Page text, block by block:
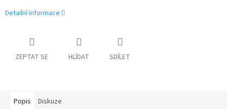
Detailní informace
ZEPTAT SE HLÍDAT SDÍLET
Popis Diskuze